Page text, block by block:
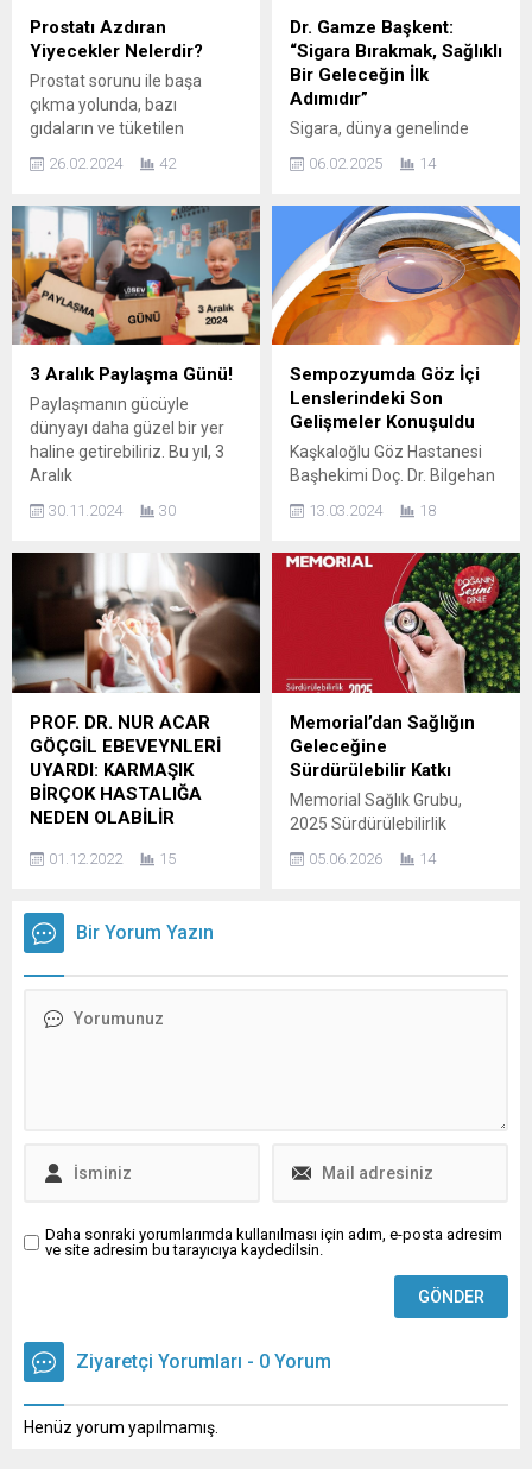
Prostatı Azdıran
Yiyecekler Nelerdir?
Prostat sorunu ile başa
çıkma yolunda, bazı
gıdaların ve tüketilen
tetiklediği bilinir. Günlük
özellikle tedavi sürecinde,
tüketilenlere dikkat edilmesi
önerilir. Vascular Clinic’den
Dr. Ali Yurtlak, prostatı
azdıran yiyecek ve
içeceklerle ilgili merak
edilenleri cevaplıyor. Prostat
sağlığı, özellikle orta yaş ve
üzeri erkekler için önemlidir.
Beslenme...
26.02.2024 42
Dr. Gamze Başkent:
“Sigara Bırakmak, Sağlıklı
Bir Geleceğin İlk
Adımıdır”
Sigara, dünya genelinde
tehdit eden en yaygın
geliyor. Akciğer kanseri, kalp
hastalıkları ve KOAH gibi
ölümcül rahatsızlıklarla
doğrudan ilişkilendirilen
sigara, hem yaşam kalitesini
düşürüyor hem de yaşam
süresini kısaltıyor. İstanbul
Rumeli Üniversitesi Dr. Öğr.
Üyesi Gamze
Başkent, sigarayı
bırakmanın fiziksel sağlık
üzerindeki olumlu etkilerini
ele alan bir...
06.02.2025 14
3 Aralık Paylaşma Günü!
Paylaşmanın gücüyle
dünyayı daha güzel bir yer
haline getirebiliriz. Bu yıl, 3
Aralık
2024 #PaylaşmaGünü‘nde,
birlikte iyilik için harekete
özel günün bir parçası
olmaktan mutluluk
duyuyoruz. \’Bağışınız Gönül
Bağımız\’ diyerek düzenli
bağışın önemine dikkat
çekiyor ve sizleri de bu
dayanışmanın bir parçası
olmaya davet ediyoruz. Siz
de paylaşmanın
mutluluğuna katılmak...
30.11.2024 30
Sempozyumda Göz İçi
Lenslerindeki Son
Gelişmeler Konuşuldu
Kaşkaloğlu Göz Hastanesi
Başhekimi Doç. Dr. Bilgehan
Sezgin Asena, Türk
Oftalmoloji Derneği’nin bu yıl
gerçekleştirdiği
sempozyumda göz içi
lenslerindeki gelişmeler
hakkında sunum yaptı.
Gelişen teknolojiyle birlikte
katarakt ve mercek değişim
ameliyatlarında kullanılan
göz içi lenslerde da
gelişmeler olduğunu belirten
Asena, yeni teknolojiyle
üretilen...
13.03.2024 18
PROF. DR. NUR ACAR
GÖÇGİL EBEVEYNLERİ
UYARDI: KARMAŞIK
BİRÇOK HASTALIĞA
NEDEN OLABİLİR
görme bozukluğu olan
bozukluğunun en önde
gelen nedeni olarak
yüzde 27’sinde miyopik
miyopinin sadece...
01.12.2022 15
Memorial’dan Sağlığın
Geleceğine
Sürdürülebilir Katkı
Memorial Sağlık Grubu,
2025 Sürdürülebilirlik
Sürdürülebilirliği yalnızca
hazırlanan rapor;
05.06.2026 14
Bir Yorum Yazın
Daha sonraki yorumlarımda kullanılması için adım, e-posta adresim
ve site adresim bu tarayıcıya kaydedilsin.
Ziyaretçi Yorumları - 0 Yorum
Henüz yorum yapılmamış.